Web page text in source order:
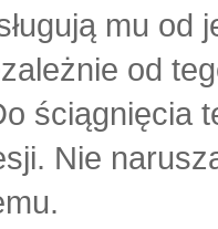
mu
od
ściągnięcia
Nie